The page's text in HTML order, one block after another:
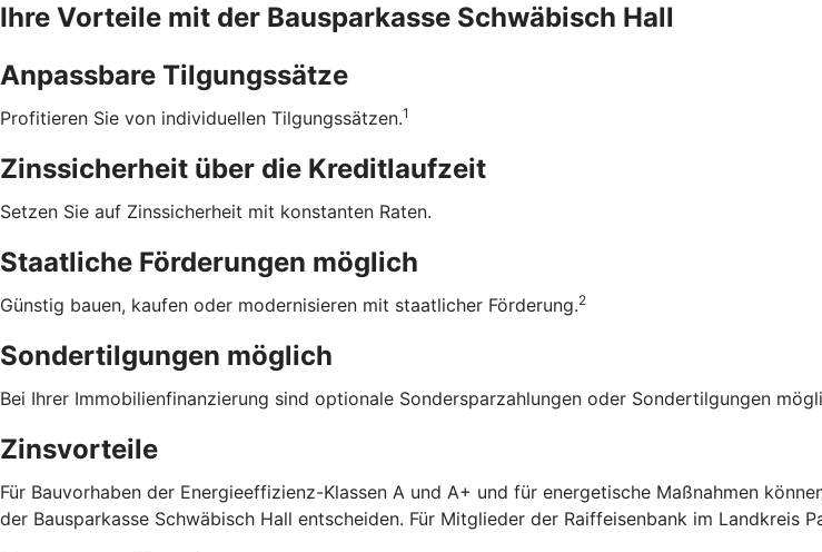
Ihre Vorteile mit der Bausparkasse Schwäbisch Hall
Anpassbare Tilgungssätze
Profitieren Sie von individuellen Tilgungssätzen.1
Zinssicherheit über die ­Kreditlaufzeit
Setzen Sie auf Zinssicherheit mit konstanten Raten.
Staatliche Förderungen möglich
Günstig bauen, kaufen oder modernisieren mit staatlicher Förderung.2
Sondertilgungen möglich
Bei Ihrer Immobilienfinanzierung sind optionale Sondersparzahlungen oder Sondertilgungen
Zinsvorteile
Für Bauvorhaben der Energieeffizienz-Klassen A und A+ und für energetische Maßnahmen
der Bausparkasse Schwäbisch Hall entscheiden. Für Mitglieder der Raiffeisenbank im Landkreis